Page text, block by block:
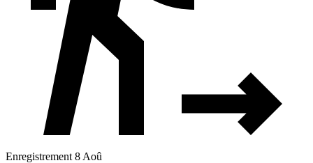
Enregistrement 8 Aoû